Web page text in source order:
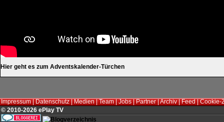
Hier geht es zum Adventskalender-Türchen
Impressum|Datenschutz|Medien|Team|Jobs|Partner|Archiv|Feed|Cookie-
© 2010-2026 ePlay TV